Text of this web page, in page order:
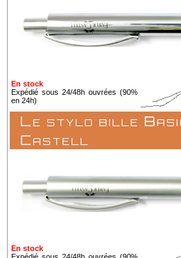
En stock
Expédié sous 24/48h ouvrées (90%
en 24h)
Le stylo bille
Castell
En stock